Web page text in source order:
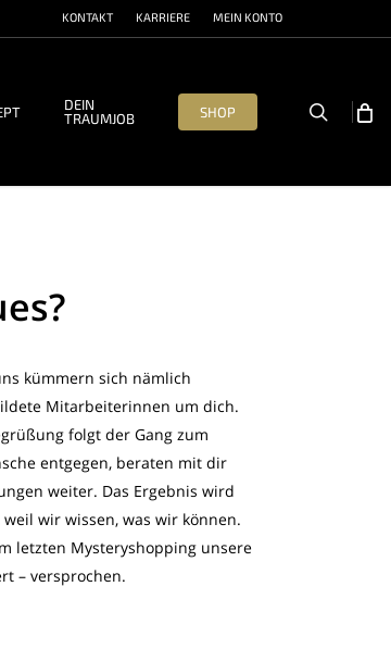
KONTAKT KARRIERE MEIN KONTO
DEIN
TRAUMJOB
SHOP search
kümmern sich nämlich
Mitarbeiterinnen um dich.
folgt der Gang zum
entgegen, beraten mit dir
weiter. Das Ergebnis wird
wir wissen, was wir können.
letzten Mysteryshopping unsere
– versprochen.